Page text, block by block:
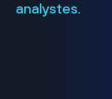
analystes.